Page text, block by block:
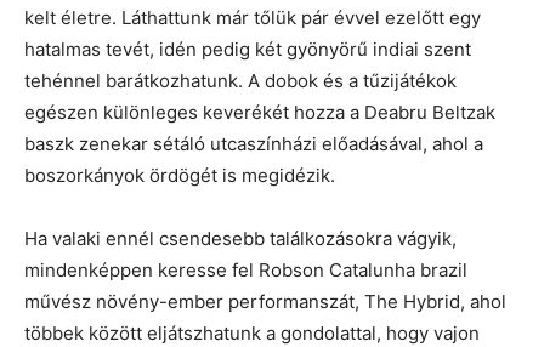
kelt életre. Láthattunk már tőlük pár évvel ezelőtt egy
hatalmas tevét, idén pedig két gyönyörű indiai szent
tehénnel barátkozhatunk. A dobok és a tűzijátékok
egészen különleges keverékét hozza a Deabru Beltzak
baszk zenekar sétáló utcaszínházi előadásával, ahol a
boszorkányok ördögét is megidézik.
Ha valaki ennél csendesebb találkozásokra vágyik,
mindenképpen keresse fel Robson Catalunha brazil
művész növény-ember performanszát, The Hybrid, ahol
többek között eljátszhatunk a gondolattal, hogy vajon